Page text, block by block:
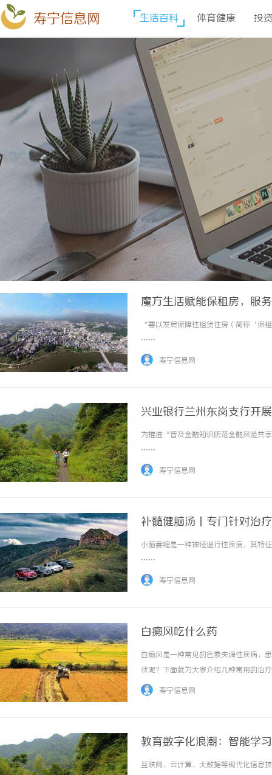
寿宁信息网 生活百科 体育健康 投
魔方生活赋能保租房，服
“要以发展保障性租赁住房（简称‘保
……
寿宁信息网
兴业银行兰州东岗支行开
为推进“普及金融知识防范金融风险共
……
寿宁信息网
补髓健脑汤丨专门针对治
小脑萎缩是一种神经退行性疾病，其特
……
寿宁信息网
白癜风吃什么药
白癜风是一种常见的色素失调性疾病，
状呢？下面就为大家介绍几种常用的治
它们通过抑制免疫系统的活性，减少炎
寿宁信息网
教育数字化浪潮：智能学
互联网、云计算、大数据等现代化信息
武汉配眼镜 上海配眼镜